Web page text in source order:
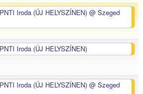
Iroda (ÚJ HELYSZÍNEN) @ Szeged
Iroda (ÚJ HELYSZÍNEN)
Iroda (ÚJ HELYSZÍNEN) @ Szeged